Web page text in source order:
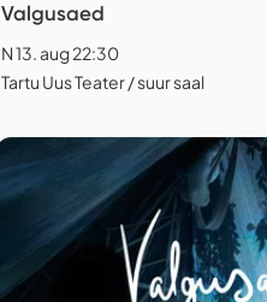
Valgusaed
N 13. aug 22:30
Tartu Uus Teater / suur saal